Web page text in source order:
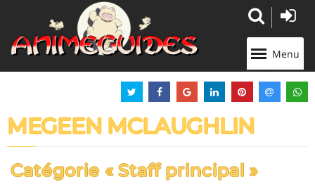
Menu
MEGEEN MCLAUGHLIN
Catégorie « Staff principal »
Panneau de gestion des cookies